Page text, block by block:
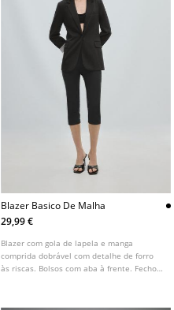
Blazer Basico De Malha
29,99 €
Blazer com gola de lapela e manga
comprida dobrável com detalhe de forro
às riscas. Bolsos com aba à frente. Fecho